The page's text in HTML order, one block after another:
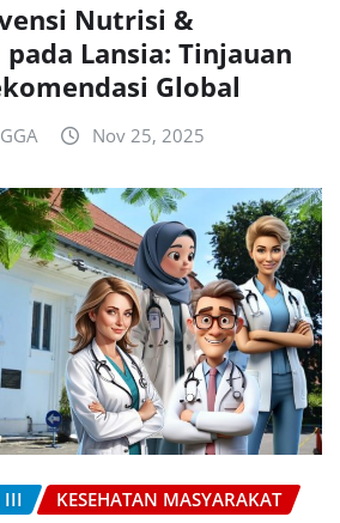
Nutrisi &
Lansia: Tinjauan
Global
Nov 25, 2025
III KESEHATAN MASYARAKAT